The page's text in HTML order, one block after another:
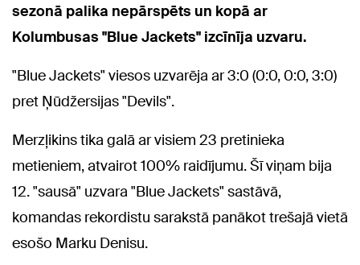
sezonā palika nepārspēts un kopā ar
Kolumbusas "Blue Jackets" izcīnīja uzvaru.
"Blue Jackets" viesos uzvarēja ar 3:0 (0:0, 0:0, 3:0)
pret Ņūdžersijas "Devils".
Merzļikins tika galā ar visiem 23 pretinieka
metieniem, atvairot 100% raidījumu. Šī viņam bija
12. "sausā" uzvara "Blue Jackets" sastāvā,
komandas rekordistu sarakstā panākot trešajā vietā
esošo Marku Denisu.